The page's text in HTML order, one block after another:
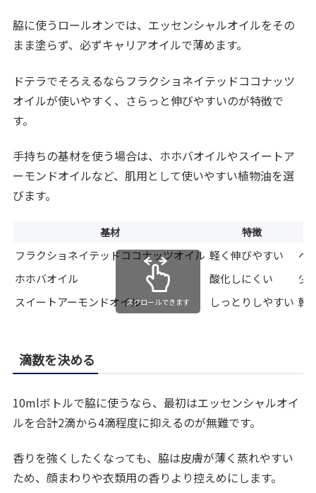
脇に使うロールオンでは、エッセンシャルオイルをその
まま塗らず、必ずキャリアオイルで薄めます。
ドテラでそろえるならフラクショネイテッドココナッツ
オイルが使いやすく、さらっと伸びやすいのが特徴で
す。
手持ちの基材を使う場合は、ホホバオイルやスイートア
ーモンドオイルなど、肌用として使いやすい植物油を選
びます。
基材 特徴
フラクショネイテッドココナッツオイル 軽く伸びやすい
ベ
ホホバオイル
酸化しにくい
少
スイートアーモンドオイル
しっとりしやすい 乾
スクロールできます
滴数を決める
10mlボトルで脇に使うなら、最初はエッセンシャルオイ
ルを合計2滴から4滴程度に抑えるのが無難です。
香りを強くしたくなっても、脇は皮膚が薄く蒸れやすい
ため、顔まわりや衣類用の香りより控えめにします。